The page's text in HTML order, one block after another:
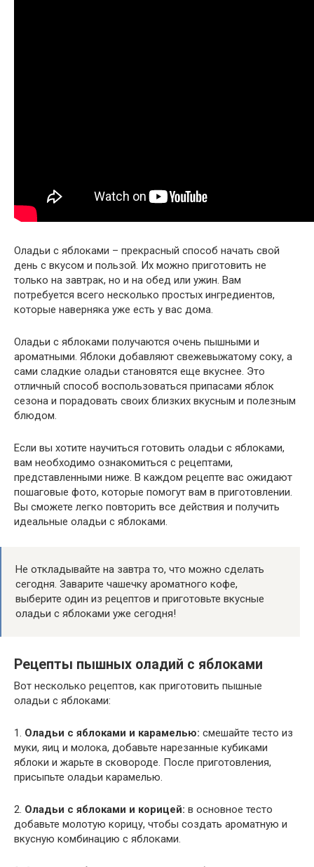
Оладьи с яблоками – прекрасный способ начать свой
день с вкусом и пользой. Их можно приготовить не
только на завтрак, но и на обед или ужин. Вам
потребуется всего несколько простых ингредиентов,
которые наверняка уже есть у вас дома.
Оладьи с яблоками получаются очень пышными и
ароматными. Яблоки добавляют свежевыжатому соку, а
сами сладкие оладьи становятся еще вкуснее. Это
отличный способ воспользоваться припасами яблок
сезона и порадовать своих близких вкусным и полезным
блюдом.
Если вы хотите научиться готовить оладьи с яблоками,
вам необходимо ознакомиться с рецептами,
представленными ниже. В каждом рецепте вас ожидают
пошаговые фото, которые помогут вам в приготовлении.
Вы сможете легко повторить все действия и получить
идеальные оладьи с яблоками.
Не откладывайте на завтра то, что можно сделать
сегодня. Заварите чашечку ароматного кофе,
выберите один из рецептов и приготовьте вкусные
оладьи с яблоками уже сегодня!
Рецепты пышных оладий с яблоками
Вот несколько рецептов, как приготовить пышные
оладьи с яблоками:
1. Оладьи с яблоками и карамелью: смешайте тесто из
муки, яиц и молока, добавьте нарезанные кубиками
яблоки и жарьте в сковороде. После приготовления,
присыпьте оладьи карамелью.
2. Оладьи с яблоками и корицей: в основное тесто
добавьте молотую корицу, чтобы создать ароматную и
вкусную комбинацию с яблоками.